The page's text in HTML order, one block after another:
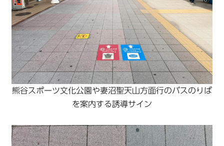
熊谷スポーツ文化公園や妻沼聖天山方面行のバスのりば
を案内する誘導サイン